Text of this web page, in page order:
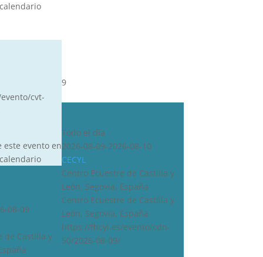
cvt-
este evento en
08-09
de Castilla y
9
Todo el día
2026-08-09-2026-08-10
CECYL
Centro Ecuestre de Castilla y
León, Segovia, España
Centro Ecuestre de Castilla y
León, Segovia, España
https://fhcyl.es/evento/cdn-
50/2026-08-09/